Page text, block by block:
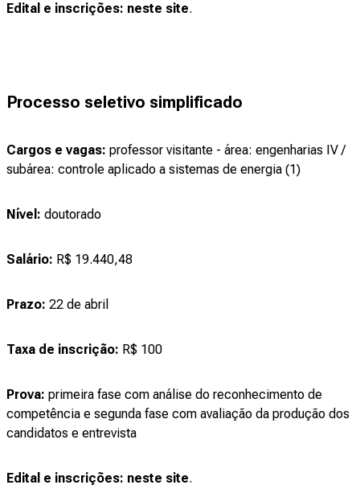
Edital e inscrições: neste site.
Processo seletivo simplificado
Cargos e vagas: professor visitante - área: engenharias IV /
subárea: controle aplicado a sistemas de energia (1)
Nível: doutorado
Salário: R$ 19.440,48
Prazo: 22 de abril
Taxa de inscrição: R$ 100
Prova: primeira fase com análise do reconhecimento de
competência e segunda fase com avaliação da produção dos
candidatos e entrevista
Edital e inscrições: neste site.